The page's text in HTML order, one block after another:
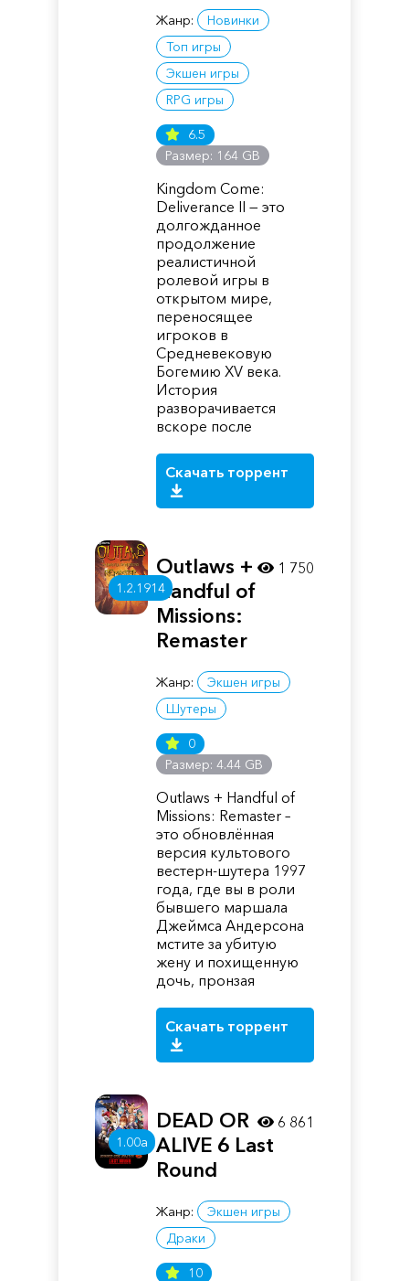
Жанр:
Новинки
Топ игры
Экшен игры
RPG игры
6.5
Размер: 164 GB
Kingdom Come:
Deliverance II — это
долгожданное
продолжение
реалистичной
ролевой игры в
открытом мире,
переносящее
игроков в
Средневековую
Богемию XV века.
История
разворачивается
вскоре после
Скачать торрент
1.2.1914
Outlaws +
Handful of
Missions:
Remaster
Жанр:
Экшен игры
Шутеры
0
Размер: 4.44 GB
Outlaws + Handful of
Missions: Remaster –
это обновлённая
версия культового
вестерн-шутера 1997
года, где вы в роли
бывшего маршала
Джеймса Андерсона
мстите за убитую
жену и похищенную
дочь, пронзая
Скачать торрент
1 750
1.00a
DEAD OR
ALIVE 6 Last
Round
Жанр:
Экшен игры
Драки
10
6 861